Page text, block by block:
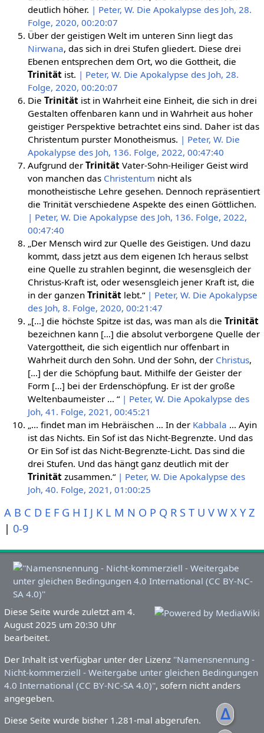
ᐃ
deutlich höher. | Peter, W. Die Apokalypse des Joh, 28.
Folge, 2020, 00:20:07
Über der geistigen Welt im unteren Sinn liegt das
Nirwana, das sich in drei Stufen gliedert. Diese drei
Ebenen entsprechen dem Ort, wo die Gottheit, die
Trinitätist. | Peter, W. Die Apokalypse des Joh, 28.
Folge, 2020, 00:20:07
Die Trinitätist in Wahrheit eine Einheit, die sich in drei
Gestalten offenbaren kann und in Wahrheit aus hoher
geistiger Perspektive betrachtet eins sind. Daher ist das
Christentum purster Monotheismus. | Peter, W. Die
Apokalypse des Joh, 136. Folge, 2022, 00:47:40
Aufgrund der TrinitätVater-Sohn-Heiliger Geist wird
von manchen das Christentum nicht als
monotheistische Lehre gesehen. Dennoch repräsentiert
die Trinität verschiedene Aspekte des einen Göttlichen.
| Peter, W. Die Apokalypse des Joh, 136. Folge, 2022,
00:47:40
„Der Mensch wird zur Quelle des Geistigen. Und dazu
kommt, dass jetzt aus dem eigenen Ich heraus selbst
eine Quelle zu strahlen beginnt, die wesensgleich der
Christus-Kraft ist, oder wesensgleich jener Kraft ist, die
in der ganzen Trinitätlebt.“ | Peter, W. Die Apokalypse
des Joh, 8. Folge, 2020, 00:21:47
„[…] die höchste Spitze ist das, was man als die Trinität
bezeichnen kann […] die absolut verborgene Quelle der
Vatergottheit, die sich eigentlich nur offenbart in
Wahrheit durch den Sohn. Und der Sohn, der Christus,
[…] der die Schöpfung baut. Mithilfe der Geister der
Form […] bei der Erdenschöpfung. Er ist der große
Weltenbaumeister … “ | Peter, W. Die Apokalypse des
Joh, 41. Folge, 2021, 00:45:21
„… findet man im Hebräischen … In der Kabbala … Ayin
ist das Nichts. Ein Sof ist das Nicht-Begrenzte. Und das
Or Ein Sof ist das Nicht-Begrenzte-Licht. Das sind die
drei Stufen. Und das hängt ganz deutlich mit der
Trinitätzusammen.“ | Peter, W. Die Apokalypse des
Joh, 40. Folge, 2021, 01:00:25
A B C D E F G H I J K L M N O P Q R S T U V W X Y Z
| 0-9
Diese Seite wurde zuletzt am 4.
August 2025 um 20:30 Uhr
bearbeitet.
Der Inhalt ist verfügbar unter der Lizenz ''Namensnennung -
Nicht-kommerziell - Weitergabe unter gleichen Bedingungen
4.0 International (CC BY-NC-SA 4.0)'', sofern nicht anders
angegeben.
Diese Seite wurde bisher 1.281-mal abgerufen.